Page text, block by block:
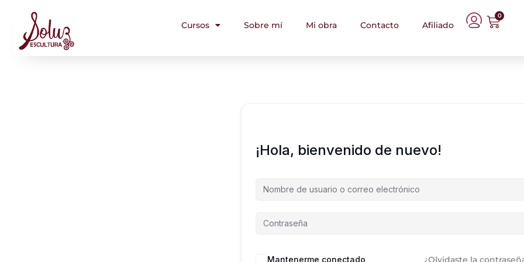
Cursos Sobre mí Mi obra Contacto Afiliado
0
¡Hola, bienvenido de nuevo!
Mantenerme conectado ¿Olvidaste la